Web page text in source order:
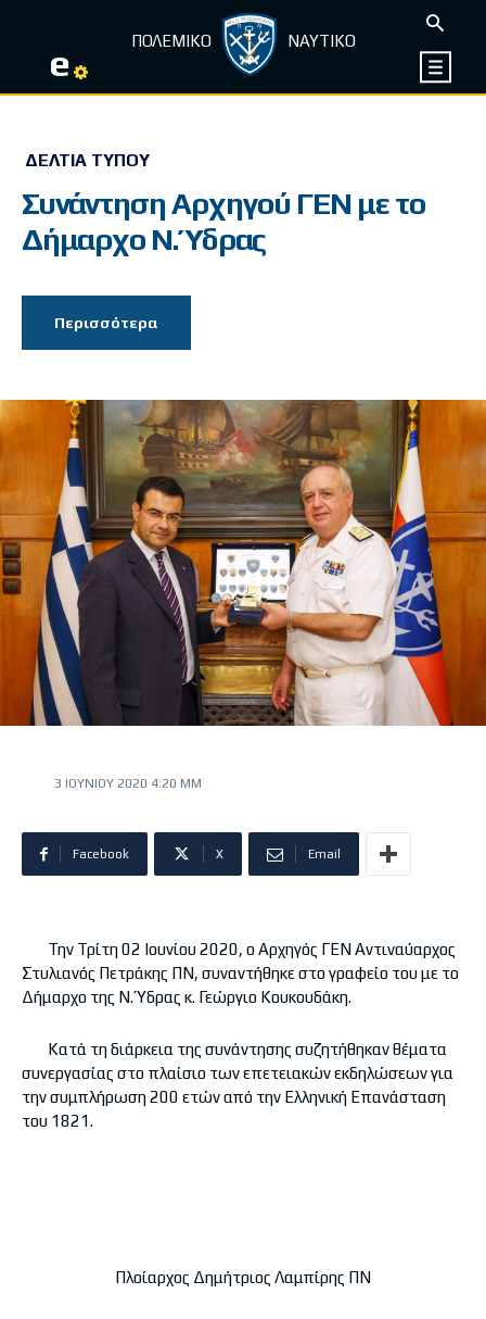
e ΠΟΛΕΜΙΚΟ ΝΑΥΤΙΚΟ
ΔΕΛΤΊΑ ΤΎΠΟΥ
Συνάντηση Αρχηγού ΓΕΝ με το
Δήμαρχο Ν. Ύδρας
Περισσότερα
3 ΙΟΥΝΊΟΥ 2020 4:20 ΜΜ
Facebook X Email
Την Τρίτη 02 Ιουνίου 2020, ο Αρχηγός ΓΕΝ Αντιναύαρχος
Στυλιανός Πετράκης ΠΝ, συναντήθηκε στο γραφείο του με το
Δήμαρχο της Ν. Ύδρας κ. Γεώργιο Κουκουδάκη.
Κατά τη διάρκεια της συνάντησης συζητήθηκαν θέματα
συνεργασίας στo πλαίσιo των επετειακών εκδηλώσεων για
την συμπλήρωση 200 ετών από την Ελληνική Επανάσταση
του 1821.
Πλοίαρχος Δημήτριος Λαμπίρης ΠΝ